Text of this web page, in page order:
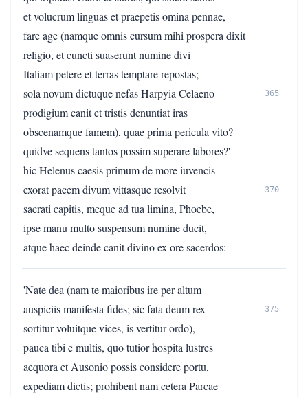
et volucrum linguas et praepetis omina pennae,
fare age (namque omnis cursum mihi prospera dixit
religio, et cuncti suaserunt numine divi
Italiam petere et terras temptare repostas;
sola novum dictuque nefas Harpyia Celaeno
365
prodigium canit et tristis denuntiat iras
obscenamque famem), quae prima pericula vito?
quidve sequens tantos possim superare labores?'
hic Helenus caesis primum de more iuvencis
exorat pacem divum vittasque resolvit
370
sacrati capitis, meque ad tua limina, Phoebe,
ipse manu multo suspensum numine ducit,
atque haec deinde canit divino ex ore sacerdos:
'Nate dea (nam te maioribus ire per altum
auspiciis manifesta fides; sic fata deum rex
375
sortitur voluitque vices, is vertitur ordo),
pauca tibi e multis, quo tutior hospita lustres
aequora et Ausonio possis considere portu,
expediam dictis; prohibent nam cetera Parcae